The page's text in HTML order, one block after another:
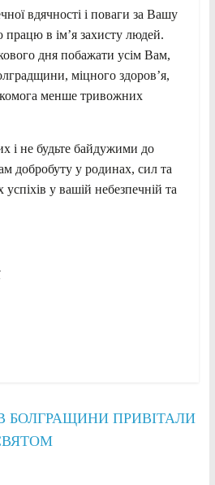
вдячності і поваги за Вашу
працю в ім’я захисту людей.
дня побажати усім Вам,
міцного здоров’я,
менше тривожних
і не будьте байдужими до
добробуту у родинах, сил та
успіхів у вашій небезпечній та
БОЛГРАЩИНИ ПРИВІТАЛИ